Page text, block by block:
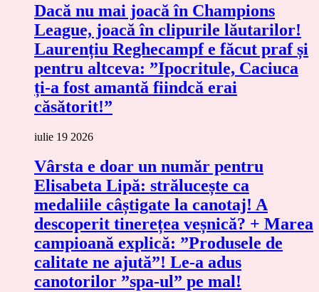
Dacă nu mai joacă în Champions
League, joacă în clipurile lăutarilor!
Laurențiu Reghecampf e făcut praf și
pentru altceva: ”Ipocritule, Caciuca
ți-a fost amantă fiindcă erai
căsătorit!”
iulie 19 2026
Vârsta e doar un număr pentru
Elisabeta Lipă: strălucește ca
medaliile câștigate la canotaj! A
descoperit tinerețea veșnică? + Marea
campioană explică: ”Produsele de
calitate ne ajută”! Le-a adus
canotorilor ”spa-ul” pe mal!